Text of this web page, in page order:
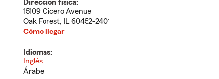
Dirección física:
15109 Cicero Avenue
Oak Forest, IL 60452-2401
Cómo llegar
Idiomas:
Inglés
Árabe